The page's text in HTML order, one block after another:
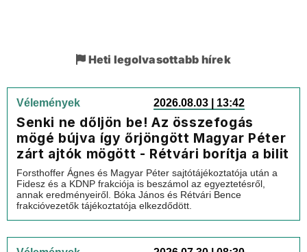
Heti legolvasottabb hírek
Vélemények 2026.08.03 | 13:42
Senki ne dőljön be! Az összefogás
mögé bújva így őrjöngött Magyar Péter
zárt ajtók mögött - Rétvári borítja a bilit
Forsthoffer Ágnes és Magyar Péter sajtótájékoztatója után a
Fidesz és a KDNP frakciója is beszámol az egyeztetésről,
annak eredményeiről. Bóka János és Rétvári Bence
frakcióvezetők tájékoztatója elkezdődött.